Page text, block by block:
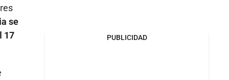
se
17
PUBLICIDAD